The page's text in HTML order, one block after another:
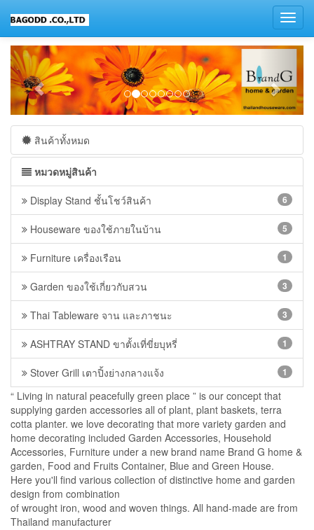
สินค้าทั้งหมด
หมวดหมู่สินค้า
Display Stand ชั้นโชว์สินค้า 6
Houseware ของใช้ภายในบ้าน 5
Furniture เครื่องเรือน 1
Garden ของใช้เกี่ยวกับสวน 3
Thai Tableware จาน และภาชนะ 3
ASHTRAY STAND ขาตั้งเที่ขี่ยบุหรี่ 1
Stover Grill เตาปิ้งย่างกลางแจ้ง 1
“ Living in natural peacefully green place ” is our concept that
supplying garden accessories all of plant, plant baskets, terra
cotta planter. we love decorating that more variety garden and
home decorating included Garden Accessories, Household
Accessories, Furniture under a new brand name Brand G home &
garden, Food and Fruits Container, Blue and Green House.
Here you'll find various collection of distinctive home and garden
design from combination
of wrought iron, wood and woven things. All hand-made are from
Thailand manufacturer